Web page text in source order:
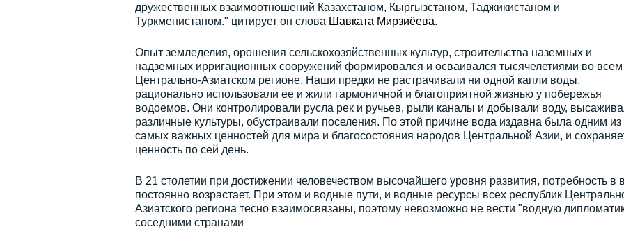
дружественных взаимоотношений Казахстаном, Кыргызстаном, Таджикистаном и
Туркменистаном." цитирует он слова Шавката Мирзиёева.
Опыт земледелия, орошения сельскохозяйственных культур, строительства наземных и
надземных ирригационных сооружений формировался и осваивался тысячелетиями во всем
Центрально-Азиатском регионе. Наши предки не растрачивали ни одной капли воды,
рационально использовали ее и жили гармоничной и благоприятной жизнью у побережья
водоемов. Они контролировали русла рек и ручьев, рыли каналы и добывали воду,
различные культуры, обустраивали поселения. По этой причине вода издавна была одним из
самых важных ценностей для мира и благосостояния народов Центральной Азии, и
ценность по сей день.
В 21 столетии при достижении человечеством высочайшего уровня развития, потребность в
постоянно возрастает. При этом и водные пути, и водные ресурсы всех республик
Азиатского региона тесно взаимосвязаны, поэтому невозможно не вести "водную
соседними странами